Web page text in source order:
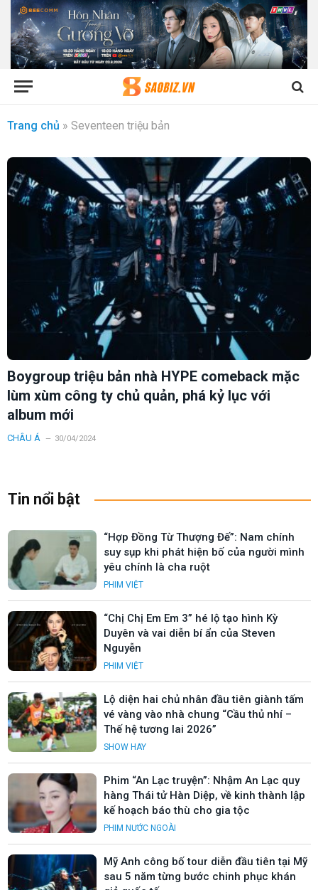
Trang chủ » Seventeen triệu bản
Boygroup triệu bản nhà HYPE comeback mặc
lùm xùm công ty chủ quản, phá kỷ lục với
album mới
CHÂU Á 30/04/2024
Tin nổi bật
“Hợp Đồng Từ Thượng Đế”: Nam chính
suy sụp khi phát hiện bố của người mình
yêu chính là cha ruột
PHIM VIỆT
“Chị Chị Em Em 3” hé lộ tạo hình Kỳ
Duyên và vai diễn bí ẩn của Steven
Nguyễn
PHIM VIỆT
Lộ diện hai chủ nhân đầu tiên giành tấm
vé vàng vào nhà chung “Cầu thủ nhí –
Thế hệ tương lai 2026”
SHOW HAY
Phim “An Lạc truyện”: Nhậm An Lạc quy
hàng Thái tử Hàn Diệp, về kinh thành lập
kế hoạch báo thù cho gia tộc
PHIM NƯỚC NGOÀI
Mỹ Anh công bố tour diễn đầu tiên tại Mỹ
sau 5 năm từng bước chinh phục khán